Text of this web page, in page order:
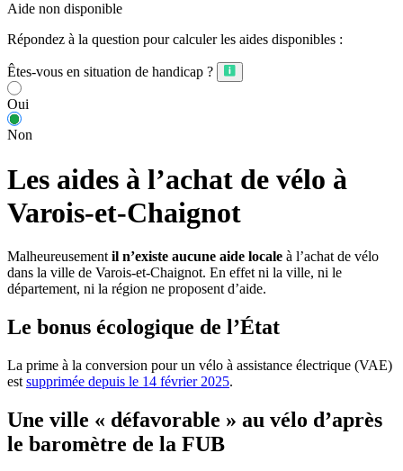
Aide non disponible
Répondez à la question pour calculer les aides disponibles :
Êtes-vous en situation de handicap ?
Oui
Non
Les aides à l’achat de vélo à
Varois-et-Chaignot
Malheureusement il n’existe aucune aide locale à l’achat de vélo
dans la ville de Varois-et-Chaignot. En effet ni la ville, ni le
département, ni la région ne proposent d’aide.
Le bonus écologique de l’État
La prime à la conversion pour un vélo à assistance électrique (VAE)
est supprimée depuis le 14 février 2025.
Une ville « défavorable » au vélo d’après
le baromètre de la FUB